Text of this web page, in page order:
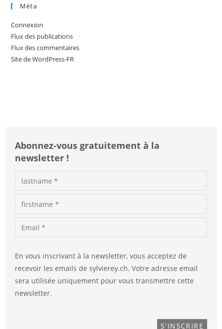
Méta
Connexion
Flux des publications
Flux des commentaires
Site de WordPress-FR
Abonnez-vous gratuitement à la
newsletter !
En vous inscrivant à la newsletter, vous acceptez de
recevoir les emails de sylvierey.ch. Votre adresse email
sera utilisée uniquement pour vous transmettre cette
newsletter.